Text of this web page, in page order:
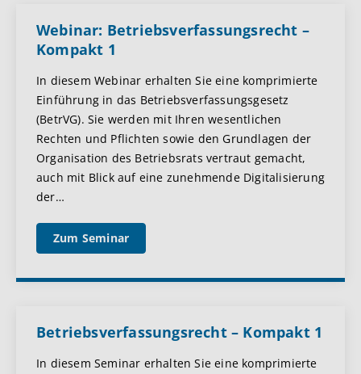
Webinar: Betriebsverfassungsrecht –
Kompakt 1
In diesem Webinar erhalten Sie eine komprimierte
Einführung in das Betriebsverfassungsgesetz
(BetrVG). Sie werden mit Ihren wesentlichen
Rechten und Pflichten sowie den Grundlagen der
Organisation des Betriebsrats vertraut gemacht,
auch mit Blick auf eine zunehmende Digitalisierung
der…
Zum Seminar
Betriebsverfassungsrecht – Kompakt 1
In diesem Seminar erhalten Sie eine komprimierte